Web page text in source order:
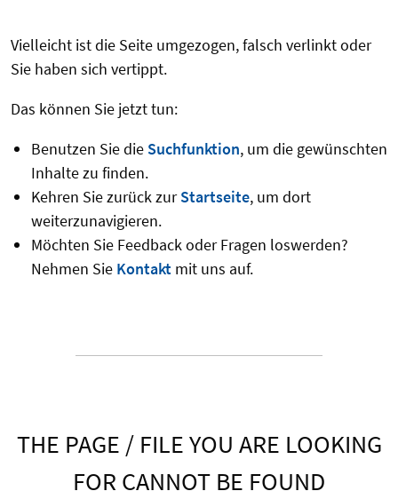
Vielleicht ist die Seite umgezogen, falsch verlinkt oder
Sie haben sich vertippt.
Das können Sie jetzt tun:
Benutzen Sie die Suchfunktion, um die gewünschten
Inhalte zu finden.
Kehren Sie zurück zurStartseite, um dort
weiterzunavigieren.
Möchten Sie Feedback oder Fragen loswerden?
Nehmen Sie Kontaktmit uns auf.
THE PAGE / FILE YOU ARE LOOKING
FOR CANNOT BE FOUND